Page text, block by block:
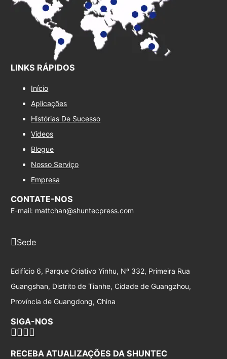
LINKS RÁPIDOS
Início
Aplicações
Histórias De Sucesso
Vídeos
Blogue
Nosso Serviço
Empresa
CONTATE-NOS
E-mail: mattchan@shuntecpress.com
Sede
Edifício 6, Parque Criativo Yinhu, Nº 332, Primeira Rua
Guangshan, Distrito de Tianhe, Cidade de Guangzhou,
Província de Guangdong, China
SIGA-NOS
RECEBA ATUALIZAÇÕES DA SHUNTEC